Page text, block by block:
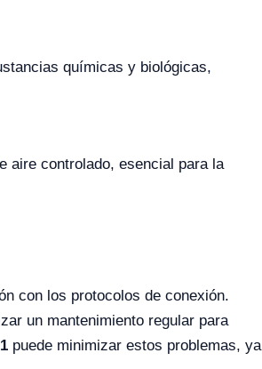
químicas y biológicas,
aire controlado, esencial para la
con los protocolos de conexión.
un mantenimiento regular para
puede minimizar estos problemas, ya